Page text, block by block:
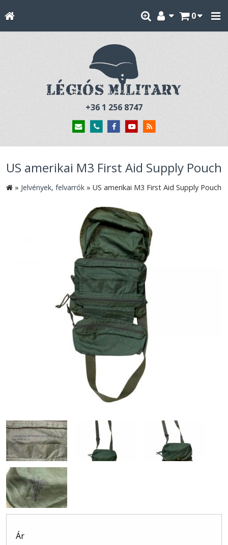
0
+36 1 256 8747
US amerikai M3 First Aid Supply Pouch
» Jelvények, felvarrók » US amerikai M3 First Aid Supply Pouch
Ár